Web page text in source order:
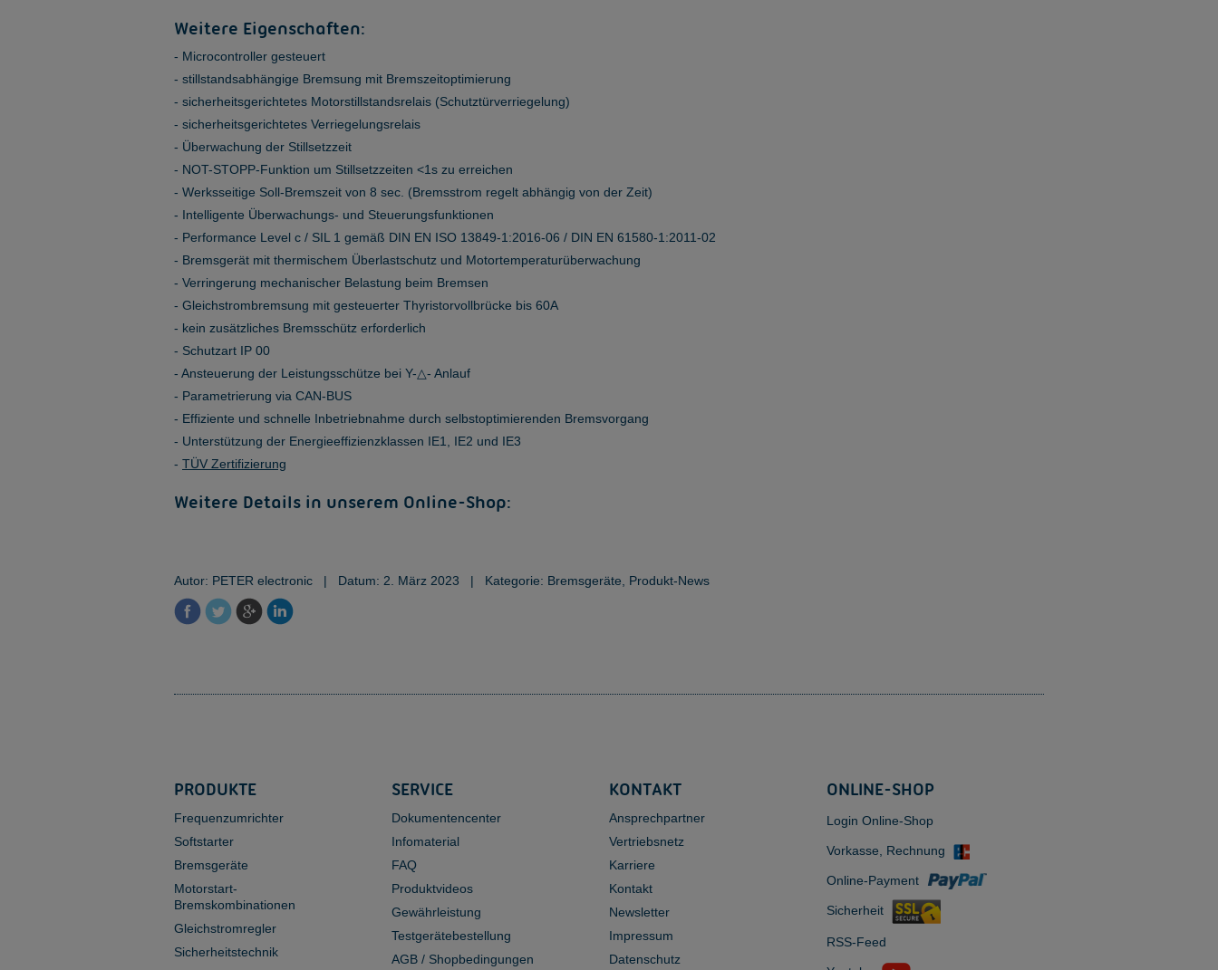
Weitere Eigenschaften:
Microcontroller gesteuert
stillstandsabhängige Bremsung mit Bremszeitoptimierung
sicherheitsgerichtetes Motorstillstandsrelais (Schutztürverriegelung)
sicherheitsgerichtetes Verriegelungsrelais
Überwachung der Stillsetzzeit
NOT-STOPP-Funktion um Stillsetzzeiten <1s zu erreichen
Werksseitige Soll-Bremszeit von 8 sec. (Bremsstrom regelt abhängig von der Zeit)
Intelligente Überwachungs- und Steuerungsfunktionen
Performance Level c / SIL 1 gemäß DIN EN ISO 13849-1:2016-06 / DIN EN 61580-1:2011-02
Bremsgerät mit thermischem Überlastschutz und Motortemperaturüberwachung
Verringerung mechanischer Belastung beim Bremsen
Gleichstrombremsung mit gesteuerter Thyristorvollbrücke bis 60A
kein zusätzliches Bremsschütz erforderlich
Schutzart IP 00
Ansteuerung der Leistungsschütze bei Y-△- Anlauf
Parametrierung via CAN-BUS
Effiziente und schnelle Inbetriebnahme durch selbstoptimierenden Bremsvorgang
Unterstützung der Energieeffizienzklassen IE1, IE2 und IE3
TÜV Zertifizierung
Weitere Details in unserem Online-Shop:
Autor: PETER electronic | Datum: 2. März 2023 | Kategorie: Bremsgeräte, Produkt-News
PRODUKTE
Frequenzumrichter
Softstarter
Bremsgeräte
Motorstart-
Bremskombinationen
Gleichstromregler
Sicherheitstechnik
SERVICE
Dokumentencenter
Infomaterial
FAQ
Produktvideos
Gewährleistung
Testgerätebestellung
AGB / Shopbedingungen
KONTAKT
Ansprechpartner
Vertriebsnetz
Karriere
Kontakt
Newsletter
Impressum
Datenschutz
ONLINE-SHOP
Login Online-Shop
Vorkasse, Rechnung
Online-Payment
Sicherheit
RSS-Feed